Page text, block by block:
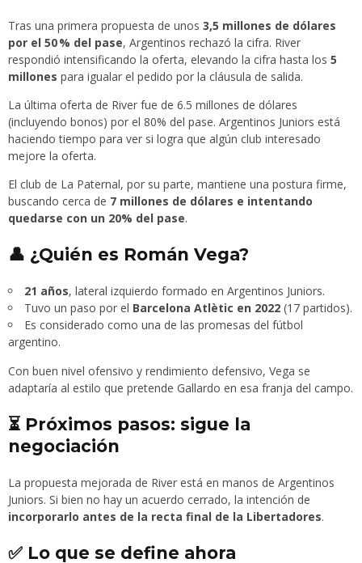
Tras una primera propuesta de unos 3,5 millones de dólares
por el 50 % del pase, Argentinos rechazó la cifra. River
respondió intensificando la oferta, elevando la cifra hasta los 5
millones para igualar el pedido por la cláusula de salida.
La última oferta de River fue de 6.5 millones de dólares
(incluyendo bonos) por el 80% del pase. Argentinos Juniors está
haciendo tiempo para ver si logra que algún club interesado
mejore la oferta.
El club de La Paternal, por su parte, mantiene una postura firme,
buscando cerca de 7 millones de dólares e intentando
quedarse con un 20% del pase.
👤 ¿Quién es Román Vega?
21 años, lateral izquierdo formado en Argentinos Juniors.
Tuvo un paso por el Barcelona Atlètic en 2022 (17 partidos).
Es considerado como una de las promesas del fútbol
argentino.
Con buen nivel ofensivo y rendimiento defensivo, Vega se
adaptaría al estilo que pretende Gallardo en esa franja del campo.
⏳ Próximos pasos: sigue la
negociación
La propuesta mejorada de River está en manos de Argentinos
Juniors. Si bien no hay un acuerdo cerrado, la intención de
incorporarlo antes de la recta final de la Libertadores.
✅ Lo que se define ahora